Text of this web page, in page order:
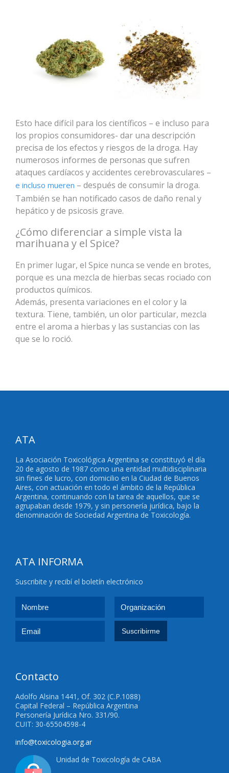
Esto hace difícil para los científicos – e incluso para
los propios consumidores- dar una descripción
precisa de los efectos y riesgos de la droga. Hay
numerosos informes de personas que sufren
ataques cardíacos y accidentes cerebrovasculares –
e incluso mueren – después de consumir la droga.
También se han notificado casos de daño renal y
hepático y de psicosis grave.
¿Cómo diferenciar a simple vista la
marihuana y el Spice?
En primer lugar, el Spice nunca se vende en brotes,
porque es una mezcla de hierbas secas rociado con
productos químicos.
Además, presenta variaciones en el color y la
textura. Tiene, también, un olor particular, mezcla
entre el aroma a hierbas y las sustancias con las
que se lo roció.
ATA
La Asociación Toxicológica Argentina se constituyó el día
20 de agosto de 1987 como una entidad multidisciplinaria
sin fines de lucro, con domicilio en la Ciudad de Buenos
Aires, con actuación en todo el ámbito de la República
Argentina, continuando con la tarea de aquellos, que se
agrupaban desde 1979, y sin personería jurídica, bajo la
denominación de Sociedad Argentina de Toxicología.
ATA INFORMA
Suscribite y recibí el boletín electrónico
Contacto
Adolfo Alsina 1441, Of. 302 (C.P.1088)
Capital Federal – República Argentina
Personería Jurídica Nro. 331/90.
CUIT: 30-65504598-4
info@toxicologia.org.ar
Unidad de Toxicología de CABA